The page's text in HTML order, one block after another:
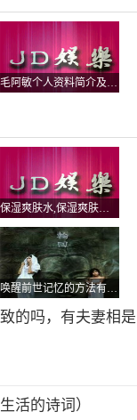
希望简单，尽可能
是希望简单，尽
令人放松，放松
忙碌，就越会有闲
不紊。
圈(精选100句)，
让你流泪的人并
放松，不要轻易落
。
文案汇总四
向往。清闲的时
。心里很放松，喜
。
保湿爽肤水,保湿爽肤水哪个牌子好
唤醒前世记忆的方法有哪些 为什么说决不能唤醒前世记忆
的吗，有夫妻相是
活的诗词）